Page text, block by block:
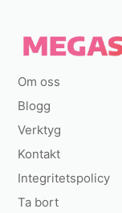
Om oss
Blogg
Verktyg
Kontakt
Integritetspolicy
Ta bort